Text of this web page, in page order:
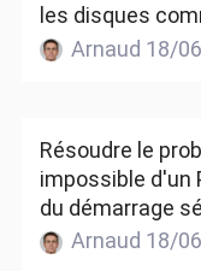
les disques
Arnaud 18/
Résoudre le
impossible d'un
du démarrage
Arnaud 18/